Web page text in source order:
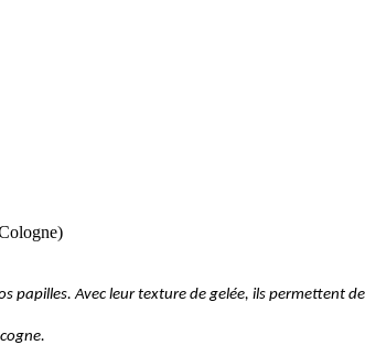
Avec leur texture de gelée, ils permettent